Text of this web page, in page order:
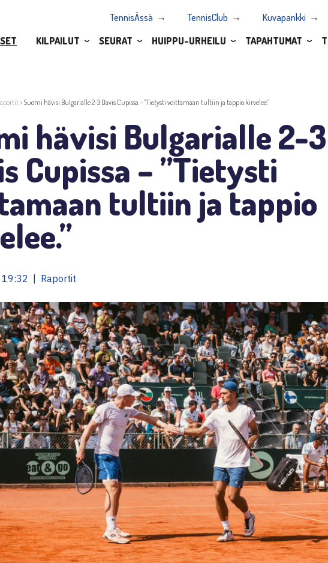
TennisÄssä TennisClub Kuvapankki
KILPAILUT SEURAT HUIPPU-URHEILU TAPAHTUMAT
>Suomi hävisi Bulgarialle 2-3 Davis Cupissa – ”Tietysti voittamaan tultiin ja tappio kirvelee.”
hävisi Bulgarialle 2-3
Cupissa – ”Tietysti
tultiin ja tappio
| Raportit